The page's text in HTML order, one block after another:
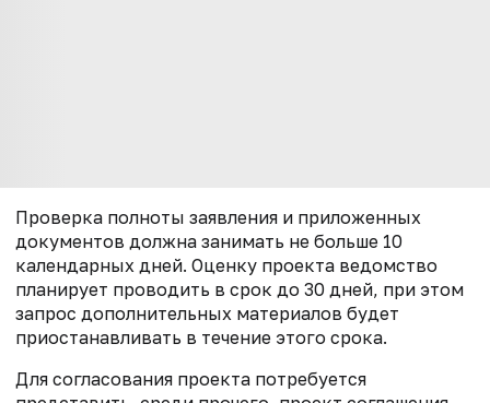
Проверка полноты заявления и приложенных
документов должна занимать не больше 10
календарных дней. Оценку проекта ведомство
планирует проводить в срок до 30 дней, при этом
запрос дополнительных материалов будет
приостанавливать в течение этого срока.
Для согласования проекта потребуется